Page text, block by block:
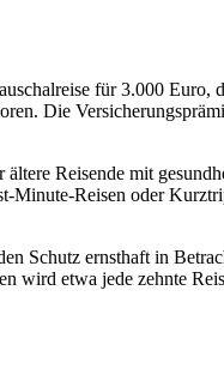
für 3.000 Euro,
Die
Reisende mit
Minute-Reisen oder
Schutz ernsthaft in
etwa jede zehnte